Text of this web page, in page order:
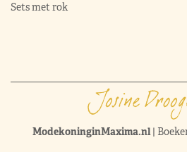
Sets met rok
ModekoninginMaxima.nl|